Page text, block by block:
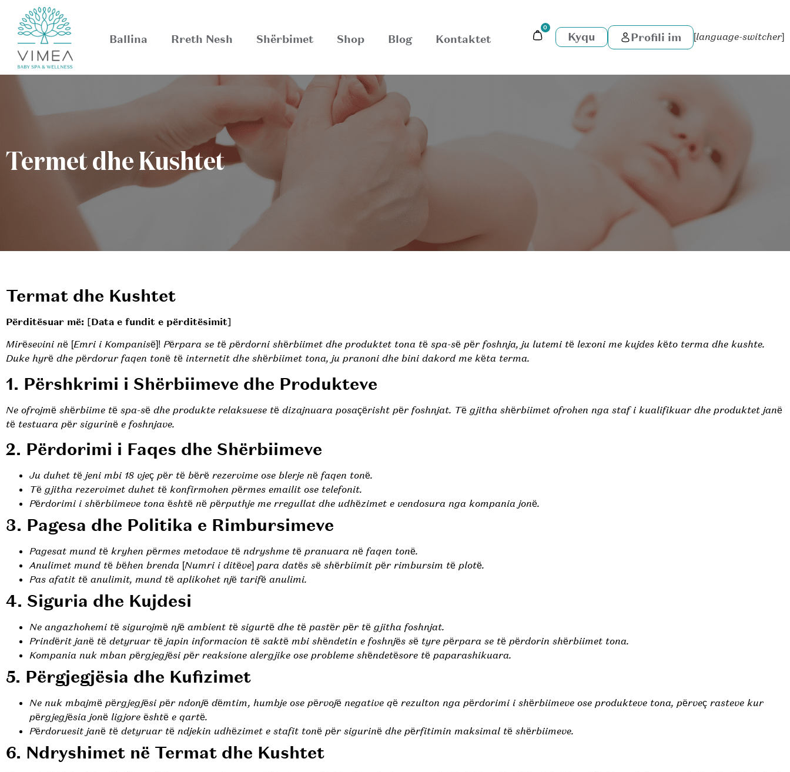
Ballina Rreth Nesh Shërbimet Shop Blog Kontaktet
0
Kyqu Profili im [language-switcher]
Termet dhe Kushtet
Termat dhe Kushtet
Përditësuar më: [Data e fundit e përditësimit]
Mirësevini në [Emri i Kompanisë]! Përpara se të përdorni shërbiimet dhe produktet tona të spa-së për foshnja, ju lutemi të lexoni me kujdes këto terma dhe kushte.
Duke hyrë dhe përdorur faqen tonë të internetit dhe shërbiimet tona, ju pranoni dhe bini dakord me këta terma.
1. Përshkrimi i Shërbiimeve dhe Produkteve
Ne ofrojmë shërbiime të spa-së dhe produkte relaksuese të dizajnuara posaçërisht për foshnjat. Të gjitha shërbiimet ofrohen nga staf i kualifikuar dhe produktet janë
të testuara për sigurinë e foshnjave.
2. Përdorimi i Faqes dhe Shërbiimeve
Ju duhet të jeni mbi 18 vjeç për të bërë rezervime ose blerje në faqen tonë.
Të gjitha rezervimet duhet të konfirmohen përmes emailit ose telefonit.
Përdorimi i shërbiimeve tona është në përputhje me rregullat dhe udhëzimet e vendosura nga kompania jonë.
3. Pagesa dhe Politika e Rimbursimeve
Pagesat mund të kryhen përmes metodave të ndryshme të pranuara në faqen tonë.
Anulimet mund të bëhen brenda [Numri i ditëve] para datës së shërbiimit për rimbursim të plotë.
Pas afatit të anulimit, mund të aplikohet një tarifë anulimi.
4. Siguria dhe Kujdesi
Ne angazhohemi të sigurojmë një ambient të sigurtë dhe të pastër për të gjitha foshnjat.
Prindërit janë të detyruar të japin informacion të saktë mbi shëndetin e foshnjës së tyre përpara se të përdorin shërbiimet tona.
Kompania nuk mban përgjegjësi për reaksione alergjike ose probleme shëndetësore të paparashikuara.
5. Përgjegjësia dhe Kufizimet
Ne nuk mbajmë përgjegjësi për ndonjë dëmtim, humbje ose përvojë negative që rezulton nga përdorimi i shërbiimeve ose produkteve tona, përveç rasteve kur
përgjegjësia jonë ligjore është e qartë.
Përdoruesit janë të detyruar të ndjekin udhëzimet e stafit tonë për sigurinë dhe përfitimin maksimal të shërbiimeve.
6. Ndryshimet në Termat dhe Kushtet